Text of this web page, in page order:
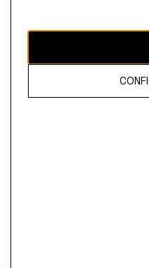
propiedad de H&M Hennes &